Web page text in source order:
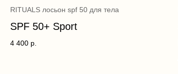
RITUALS лосьон spf 50 для тела
SPF 50+ Sport
4 400 р.